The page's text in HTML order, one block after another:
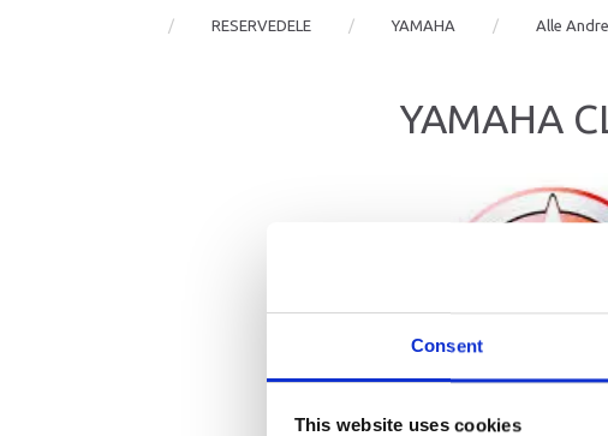
Consent
This website uses cookies
RESERVEDELE YAMAHA Alle
YAMAHA